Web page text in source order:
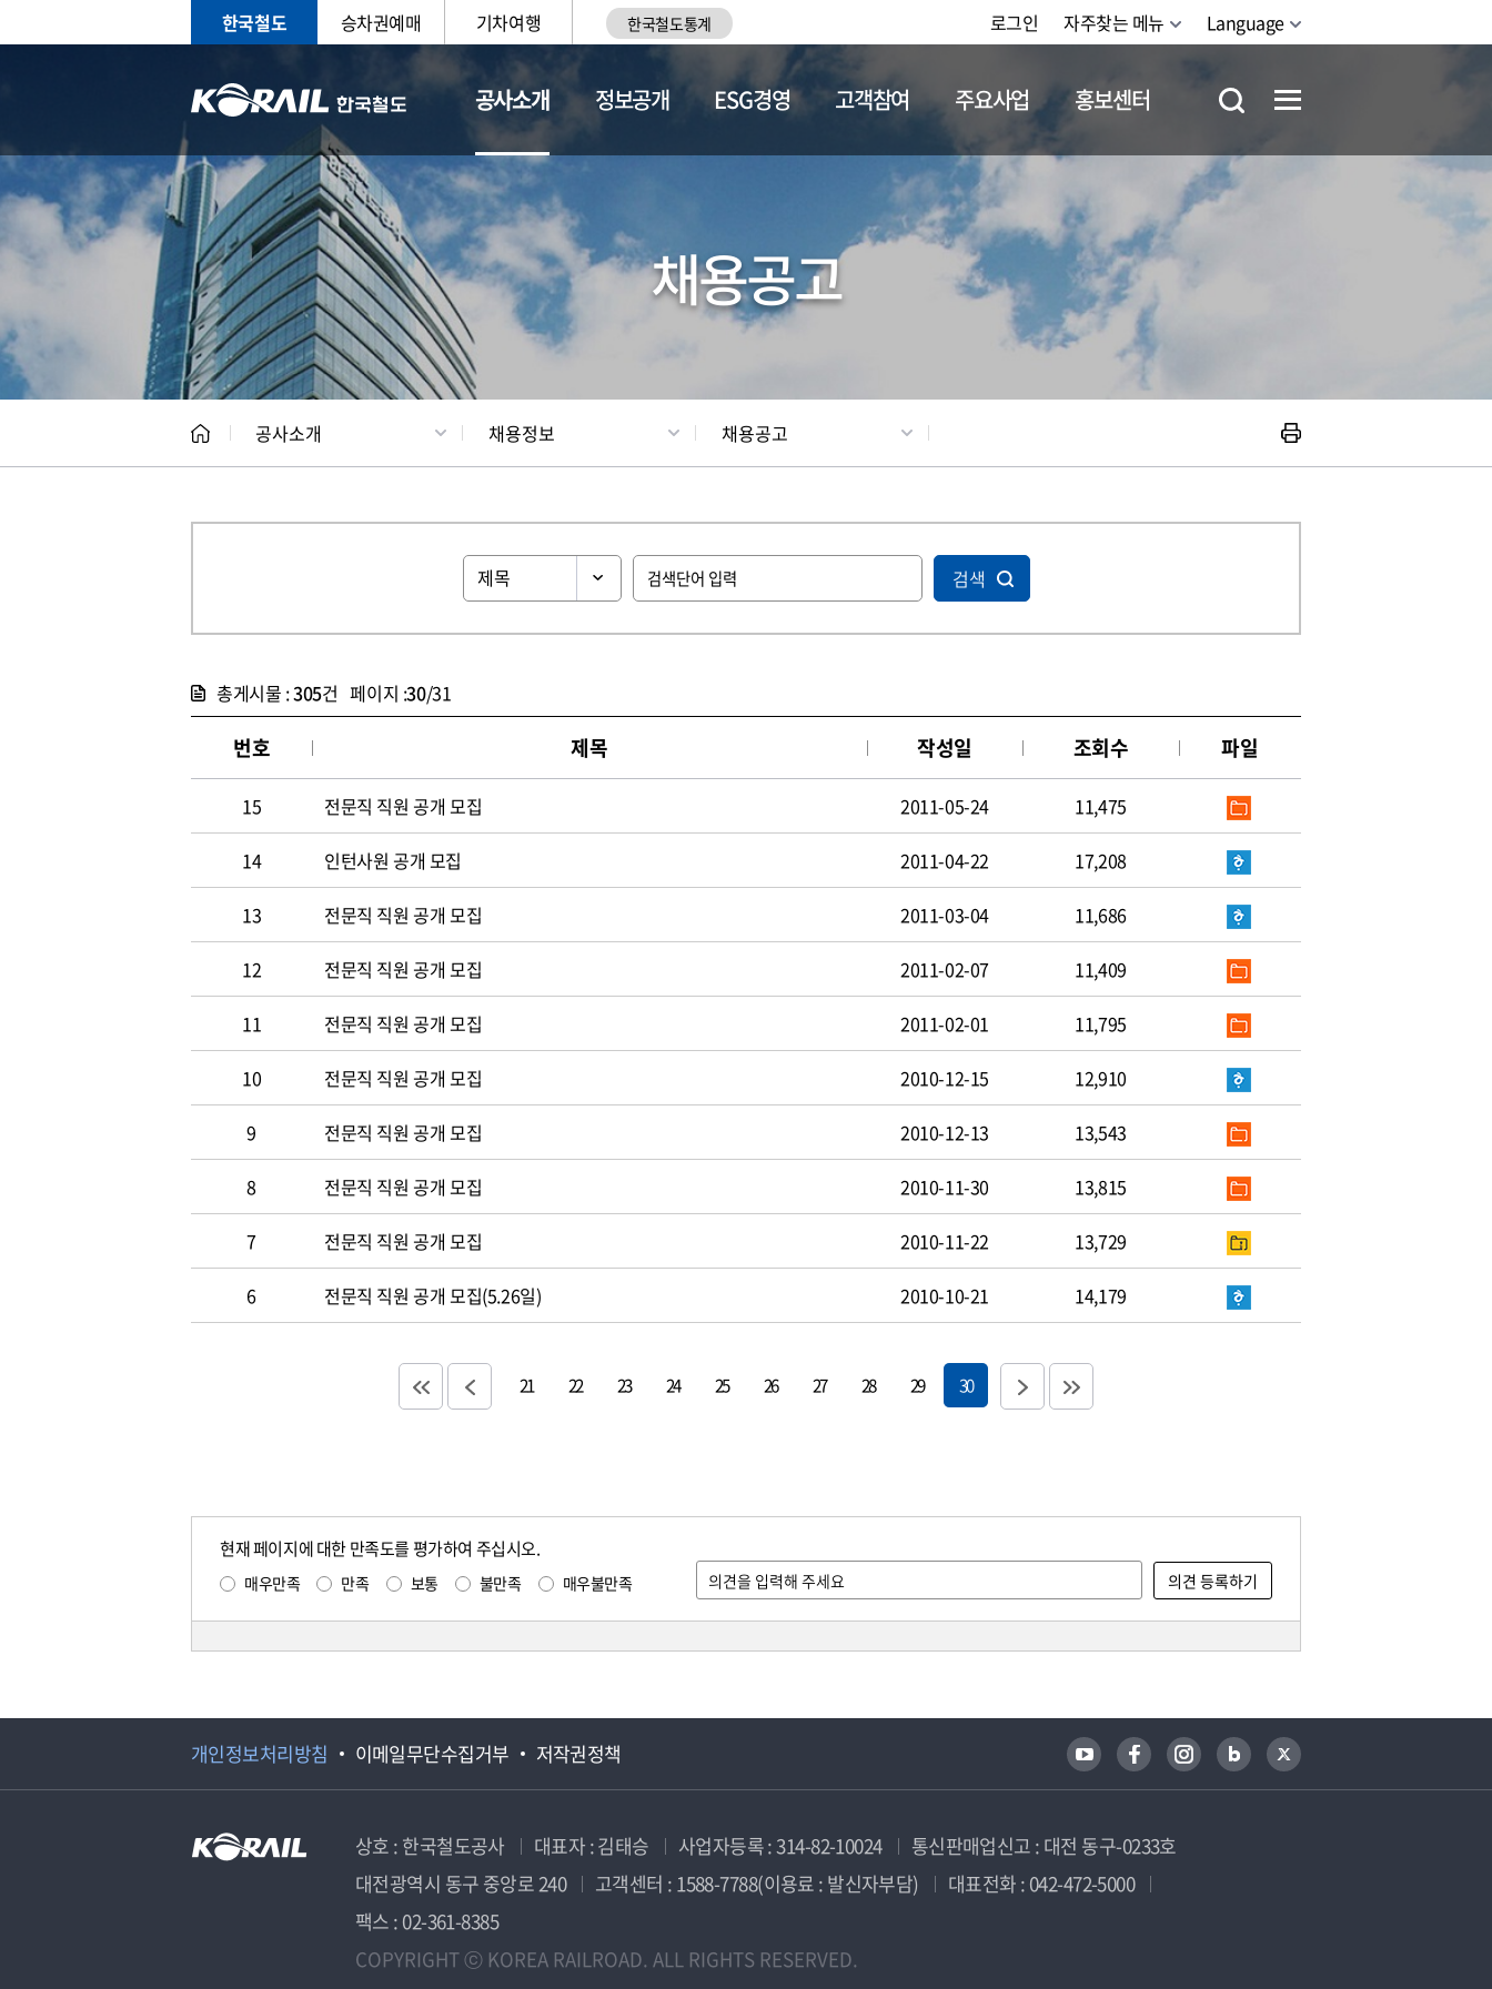
한국철도 승차권예매 기차여행 한국철도통계 로그인 자주찾는 메뉴 Language
공사소개
CEO 일반현황 채용정보
정보공개 ESG경영 고객참여 주요사업 홍보센터
채용공고
공사소개 채용정보 채용공고
검색
총게시물 :305건 페이지 :30/31
번호 제목 작성일 조회수 파일
15 전문직 직원 공개 모집 2011-05-24 11,475
14 인턴사원 공개 모집 2011-04-22 17,208
13 전문직 직원 공개 모집 2011-03-04 11,686
12 전문직 직원 공개 모집 2011-02-07 11,409
11 전문직 직원 공개 모집 2011-02-01 11,795
10 전문직 직원 공개 모집 2010-12-15 12,910
9 전문직 직원 공개 모집 2010-12-13 13,543
8 전문직 직원 공개 모집 2010-11-30 13,815
7 전문직 직원 공개 모집 2010-11-22 13,729
6 전문직 직원 공개 모집(5.26일) 2010-10-21 14,179
21 22 23 24 25 26 27 28 29 30
현재 페이지에 대한 만족도를 평가하여 주십시오.
매우만족 만족 보통 불만족 매우불만족
개인정보처리방침 이메일무단수집거부 저작권정책
상호 : 한국철도공사 대표자 : 김태승 사업자등록 : 314-82-10024
통신판매업신고 : 대전 동구-0233호
대전광역시 동구 중앙로 240
고객센터 : 1588-7788(이용료 : 발신자부담)
대표전화 : 042-472-5000
팩스 : 02-361-8385
COPYRIGHT ⓒ KOREA RAILROAD. ALL RIGHTS RESERVED.